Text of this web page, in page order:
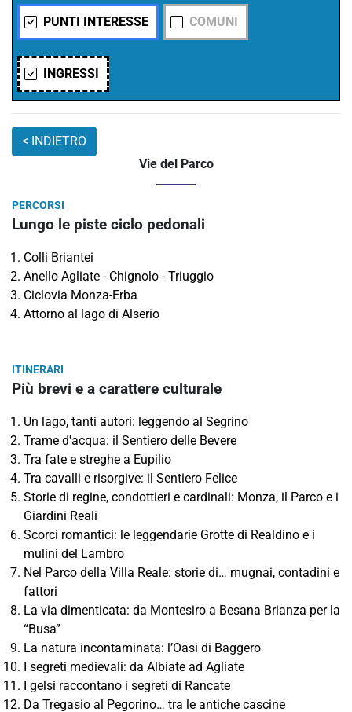
PUNTI INTERESSE COMUNI
INGRESSI
Vie del Parco
PERCORSI
Lungo le piste ciclo pedonali
Colli Briantei
Anello Agliate - Chignolo - Triuggio
Ciclovia Monza-Erba
Attorno al lago di Alserio
ITINERARI
Più brevi e a carattere culturale
Un lago, tanti autori: leggendo al Segrino
Trame d'acqua: il Sentiero delle Bevere
Tra fate e streghe a Eupilio
Tra cavalli e risorgive: il Sentiero Felice
Storie di regine, condottieri e cardinali: Monza, il Parco e i
Giardini Reali
Scorci romantici: le leggendarie Grotte di Realdino e i
mulini del Lambro
Nel Parco della Villa Reale: storie di… mugnai, contadini e
fattori
La via dimenticata: da Montesiro a Besana Brianza per la
“Busa”
La natura incontaminata: l’Oasi di Baggero
I segreti medievali: da Albiate ad Agliate
I gelsi raccontano i segreti di Rancate
Da Tregasio al Pegorino… tra le antiche cascine